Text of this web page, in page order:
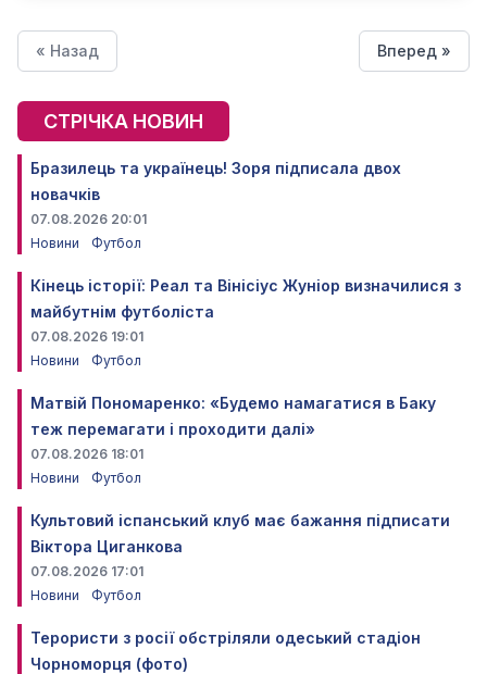
« Назад Вперед »
СТРІЧКА НОВИН
Бразилець та українець! Зоря підписала двох
новачків
07.08.2026 20:01
Новини
Футбол
Кінець історії: Реал та Вінісіус Жуніор визначилися з
майбутнім футболіста
07.08.2026 19:01
Новини
Футбол
Матвій Пономаренко: «Будемо намагатися в Баку
теж перемагати і проходити далі»
07.08.2026 18:01
Новини
Футбол
Культовий іспанський клуб має бажання підписати
Віктора Циганкова
07.08.2026 17:01
Новини
Футбол
Терористи з росії обстріляли одеський стадіон
Чорноморця (фото)